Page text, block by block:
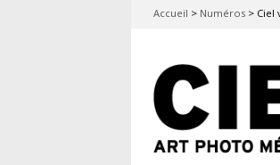
Accueil > Numéros > Ciel